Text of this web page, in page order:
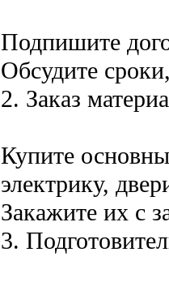
Подпишите
Обсудите
2. Заказ
Купите
электрику,
Закажите их с
3.